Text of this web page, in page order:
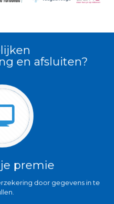
en afsluiten?
premie
door gegevens in te